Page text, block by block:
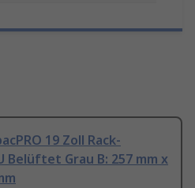
19 Zoll Rack-
Belüftet Grau B: 257 mm x